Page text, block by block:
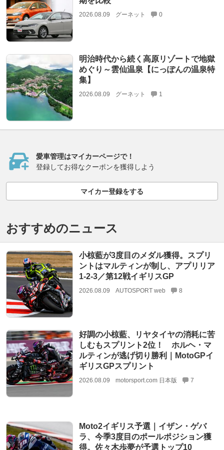
2026.08.09 グーネット 0
明治時代から続く高原リゾートで地獄
めぐり～雲仙温泉【にっぽんの温泉特
集】
2026.08.09 グーネット 1
愛車管理はマイカーページで！
登録してお得なクーポンを獲得しよう
マイカー登録をする
おすすめのニュース
小椋藍が3度目のメダル獲得。スプリ
ントはマルティンが制し、アプリリア
1-2-3／第12戦イギリスGP
2026.08.09 AUTOSPORT web 8
好調の小椋藍、リヤタイヤの消耗に苦
しむもスプリント2位！ ホルヘ・マ
ルティンが逃げ切り勝利｜MotoGPイ
ギリスGPスプリント
2026.08.09 motorsport.com 日本版 7
Moto2イギリス予選｜イザン・ゲバ
ラ、今季3度目のポールポジション獲
得。佐々木歩夢が予選トップ10